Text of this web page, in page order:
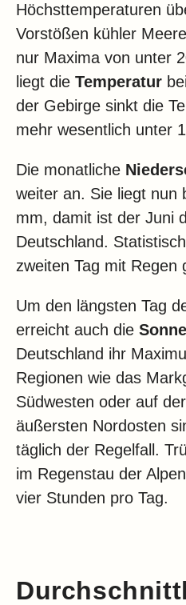
Reisemonat
Klima
Impressum & Datenschutz
Höchsttemperaturen
Vorstößen kühler
nur Maxima von unter
liegt die Temperatur
der Gebirge sinkt die
mehr wesentlich unter
Die monatliche
weiter an. Sie liegt nun
mm, damit ist der Juni
Deutschland.
zweiten Tag mit Regen
Um den längsten Tag
erreicht auch die
Deutschland ihr
Regionen wie das
Südwesten oder auf
äußersten Nordosten
täglich der Regelfall.
im Regenstau der
vier Stunden pro Tag.